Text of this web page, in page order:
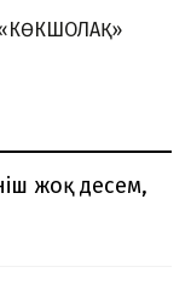
«КӨКШОЛАҚ»
жоқ десем,